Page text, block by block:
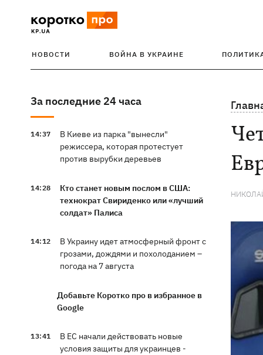
НОВОСТИ ВОЙНА В УКРАИНЕ
За последние 24 часа
14:37
В Киеве из парка "вынесли"
режиссера, которая протестует
против вырубки деревьев
14:28
Кто станет новым послом в США:
технократ Свириденко или «лучший
солдат» Палиса
14:12
В Украину идет атмосферный фронт с
грозами, дождями и похолоданием –
погода на 7 августа
Добавьте Коротко про в избранное в
Google
13:41
В ЕС начали действовать новые
условия защиты для украинцев -